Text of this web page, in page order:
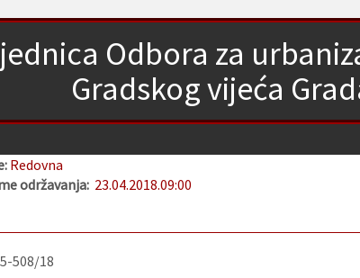
Odbora za
Gradskog vijeća
Redovna
održavanja: 23.04.2018.09:00
508/18